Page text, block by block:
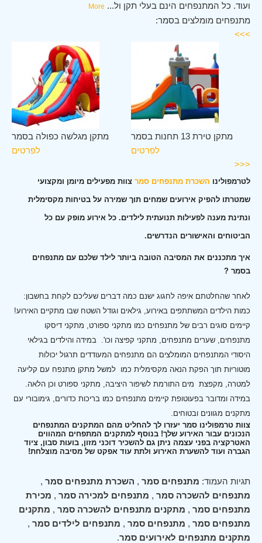
ועוד. כל המתנפחים הינם בעלי תקן ול...
More
מתנפחים מומלצים בסמר:
>>>
מתקן מגלשה כפולה בסמר
לפרטים
מתקן טירת 13 תחנות בסמר
לפרטים
<<<
לטרמפולינו השכרת מתנפחים סמר צוות מפעילים מיומן ומקצועי
שמטרתו להפיק אירועים שמחים תוך שמירה על בטיחות מקסימלית
ונתינת מענה לפעילות תנועתית לילדים. כל אירוע מופק עם כל
הביטוחים והאישורים הנדרשים.
איך מתכננים את המסיבה הטובה ביותר לילד שלכם עם מתנפחים
בסמר ?
לאחר שהחלטתם איפה לחגוג ישנם כמה דברים שעליכם לקחת בחשבון:
כמות הילדים המשתתפים באירוע, גילאים וגודל השטח שבו מתקיים האירוע!
קיימים סוגים רבים של מתנפחים כמו מתקני ספורט, מתקני דיסקו
מתנפחים, שערים מתנפחים, מתקני קפיצה וכו'. במידה והילדים בגילאי
היסודי המתנפחים המומלצים הם מתנפחים המעודדים תרגול יכולות
מוטוריות תוך הפקת הנאה מקסימלית כמו למשל מתקן מתנפח עם קליעה
למטרה, מקפצת מים התורמת לשיפור היציבה, מתקני ספורט וכן הלאה.
במידה ומדובר בפעוטופת קיימים מתנפחים כמו בריכות כדורים, גימובורי עם
מתקנים מגוונים ובטוחים.
צוות טרמפולינו סמר יעזרו לך להחליט מהם המתקנים המתנפחים
הנכונים עבור האירוע שלך! בנוסף למתקנים המתפחים המהווים
האטרקציה בפני עצמה ניתן גם להשכיר דוכני מזון, בועות סבון, ציוד
הגברה ועוד להשערת האירוע ולתת עוד אפקט של מסיבה מוצלחת!
תגיות העמוד: מתנפחים סמר , השכרת מתנפחים סמר ,
מתנפחים להשכרה סמר , מתנפחים למכירה סמר , מכירת
מתנפחים סמר , מתקנים מתנפחים להשכרה סמר , מתקנים
מתנפחים סמר , מתנפחים סמר , מתנפחים לילדים סמר ,
מתקנים מתנפחים לאירועים סמר.